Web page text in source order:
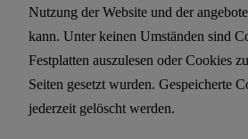
Nutzung der Website und der
kann. Unter keinen Umständen sind
Festplatten auszulesen oder Cookies
Seiten gesetzt wurden. Gespeicherte
jederzeit gelöscht werden.